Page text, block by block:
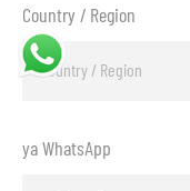
Country / Region
ya WhatsApp